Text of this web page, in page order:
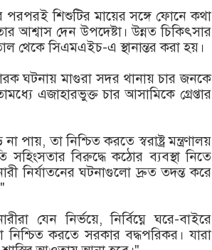
পরপরই শিশুটির মায়ের সঙ্গে ফোনে কথা
আশ্বাস দেন উপদেষ্টা। উন্নত চিকিৎসার
থেকে সিএমএইচ-এ স্থানান্তর করা হয়।
ঘটনায় মাগুরা সদর থানায় চার জনকে
এজাহারভুক্ত চার আসামিকে গ্রেপ্তার
তা নিশ্চিত করতে স্বরাষ্ট্র মন্ত্রণালয়
সহিংসতার বিরুদ্ধে কঠোর ব্যবস্থা নিতে
নির্যাতনের ঘটনাগুলো দ্রুত তদন্ত করে
যেন নির্ভয়ে, নির্বিঘ্নে ঘরে-বাইরে
করতে সরকার বদ্ধপরিকর। যারা